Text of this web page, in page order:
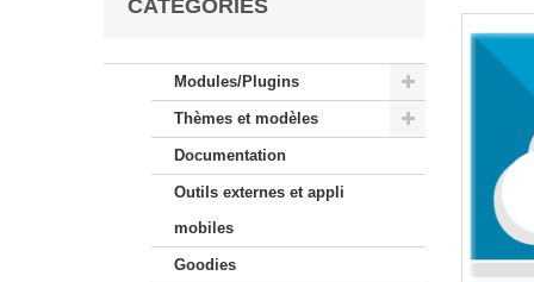
CATÉGORIES
Modules/Plugins
Thèmes et modèles
Documentation
Outils externes et appli
mobiles
Goodies